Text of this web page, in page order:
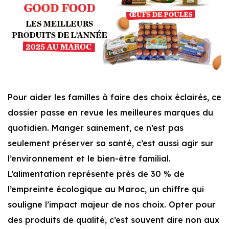
Pour aider les familles à faire des choix éclairés, ce
dossier passe en revue les meilleures marques du
quotidien. Manger sainement, ce n’est pas
seulement préserver sa santé, c’est aussi agir sur
l’environnement et le bien-être familial.
L’alimentation représente près de 30 % de
l’empreinte écologique au Maroc, un chiffre qui
souligne l’impact majeur de nos choix. Opter pour
des produits de qualité, c’est souvent dire non aux